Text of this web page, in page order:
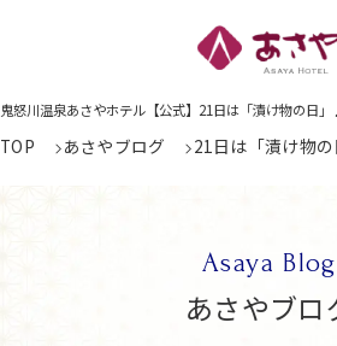
鬼怒川温泉あさやホテル【公式】21日は「漬け物の日
TOP あさやブログ 21日は「漬け物
Asaya Blog
あさやブロ